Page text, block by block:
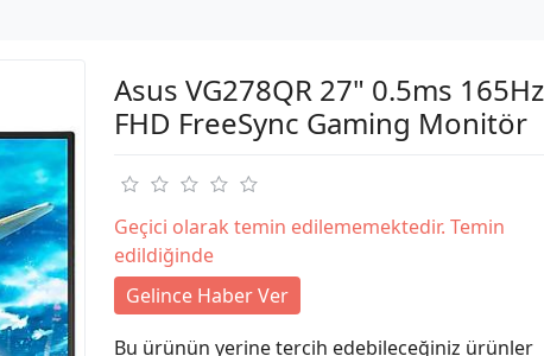
Asus VG278QR 27" 0.5ms 165Hz
FHD FreeSync Gaming Monitör
Geçici olarak temin edilememektedir. Temin
edildiğinde
Gelince Haber Ver
Bu ürünün yerine tercih edebileceğiniz ürünler